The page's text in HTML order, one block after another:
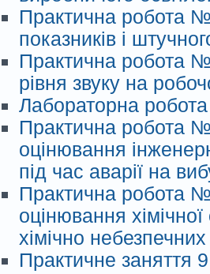
Практична робота
показників і
Практична робота
рівня звуку на
Лабораторна
Практична робота
оцінювання
під час аварії на
Практична робота
оцінювання
хімічно небезпечних
Практичне заняття